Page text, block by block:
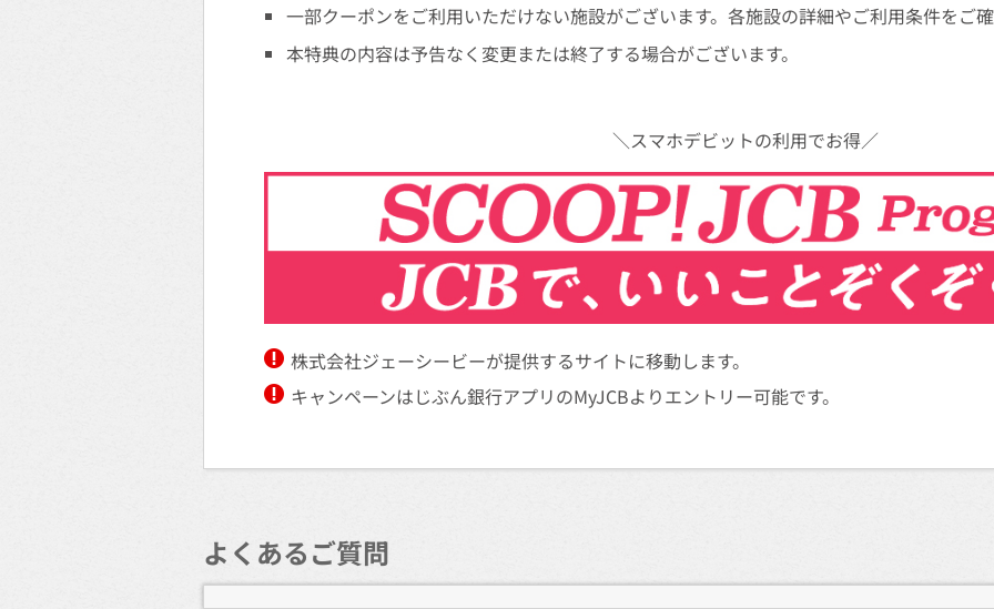
一部クーポンをご利用いただけない施設がございます。各施設の詳細やご利用条件をご
本特典の内容は予告なく変更または終了する場合がございます。
＼スマホデビットの利用でお得／
株式会社ジェーシービーが提供するサイトに移動します。
キャンペーンはじぶん銀行アプリのMyJCBよりエントリー可能です。
よくあるご質問